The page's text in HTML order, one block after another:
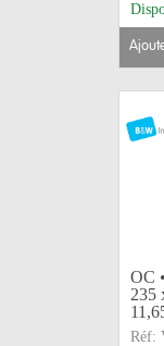
OC
235
Réf: